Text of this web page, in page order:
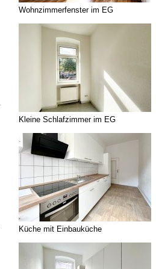
Wohnzimmerfenster im EG
Kleine Schlafzimmer im EG
Küche mit Einbauküche